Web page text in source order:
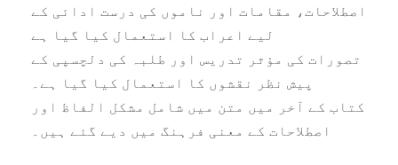
اصطلاحات، مقامات اور ناموں کی درست ادائی کے
لیے اعراب کا استعمال کیا گیا ہے
تصورات کی مؤثر تدریس اور طلبہ کی دلچسپی کے
پیش نظر نقشوں کا استعمال کیا گیا ہے۔
کتاب کے آخر میں متن میں شامل مشکل الفاظ اور
اصطلاحات کے معنی فرہنگ میں دیے گئے ہیں۔